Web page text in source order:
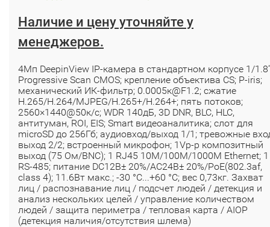
Наличие и цену уточняйте у
менеджеров.
4Мп DeepinView IP-камера в стандартном корпусе 1/
Progressive Scan CMOS; крепление объектива CS; P-iris;
механический ИК-фильтр; 0.0005к@F1.2; сжатие
H.265/H.264/MJPEG/H.265+/H.264+; пять потоков;
2560×1440@50к/с; WDR 140дБ, 3D DNR, BLC, HLC,
антитуман, ROI, EIS; Smart видеоаналитика; слот для
microSD до 256Гб; аудиовход/выход 1/1; тревожные
выход 2/2; встроенный микрофон; 1Vp-p композитный
выход (75 Ом/BNC); 1 RJ45 10M/100M/1000M Ethernet; 1
RS-485; питание DC12В± 20%/AC24В± 20%/PoE(802.3af,
class 4); 11.6Вт макс.; -30 °C...+60 °C; вес 0,73кг. Захват
лиц / распознавание лиц / подсчет людей / детекция и
анализ нескольких целей / yправление количеством
людей / защита периметра / тепловая карта / AIOP
(детекция наличия/отсутствия шлема)